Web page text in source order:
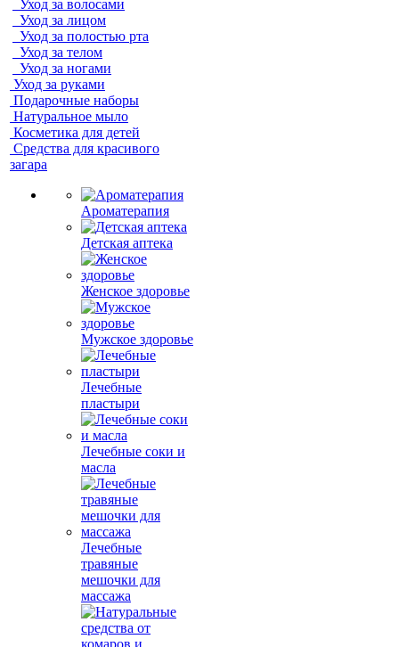
Уход за волосами
Уход за лицом
Уход за полостью рта
Уход за телом
Уход за ногами
Уход за руками
Подарочные наборы
Натуральное мыло
Косметика для детей
Средства для красивого
загара
Ароматерапия
Детская аптека
Женское здоровье
Мужское здоровье
Лечебные
пластыри
Лечебные соки и
масла
Лечебные
травяные
мешочки для
массажа